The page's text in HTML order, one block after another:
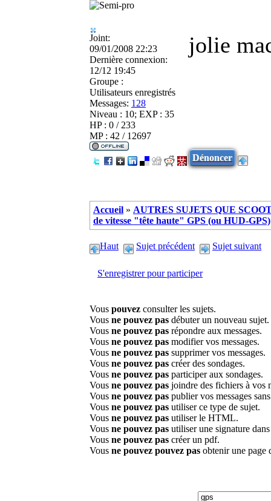
Joint:
09/01/2008 22:23
Dernière connexion:
12/12 19:45
Groupe :
Utilisateurs enregistrés
Messages: 128
Niveau : 10; EXP : 35
HP : 0 / 233
MP : 42 / 12697
jolie
Dénoncer
Accueil » AUTRES SUJETS QUE
de vitesse "tête haute" GPS (ou HUD-GPS)
Haut Sujet précédent Sujet suivant
S'enregistrer pour participer
Vous pouvez consulter les sujets.
Vous ne pouvez pas débuter un nouveau sujet.
Vous ne pouvez pas répondre aux messages.
Vous ne pouvez pas modifier vos messages.
Vous ne pouvez pas supprimer vos messages.
Vous ne pouvez pas créer des sondages.
Vous ne pouvez pas participer aux sondages.
Vous ne pouvez pas joindre des fichiers à vos
Vous ne pouvez pas publier vos messages
Vous ne pouvez pas utiliser ce type de sujet.
Vous ne pouvez pas utiliser le HTML.
Vous ne pouvez pas utiliser une signature
Vous ne pouvez pas créer un pdf.
Vous ne pouvez pouvez pas obtenir une page